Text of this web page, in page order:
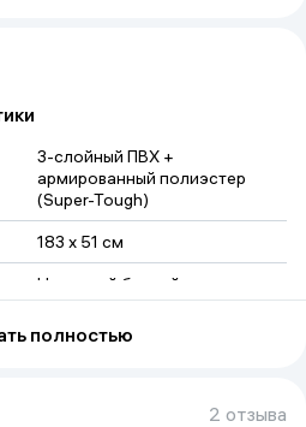
3-слойный ПВХ +
армированный полиэстер
(Super-Tough)
183 x 51 см
Надувной бассейн
полностью
2 отзыва